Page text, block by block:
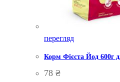
перегляд
Корм Фієста Йод 600г
78 ₴